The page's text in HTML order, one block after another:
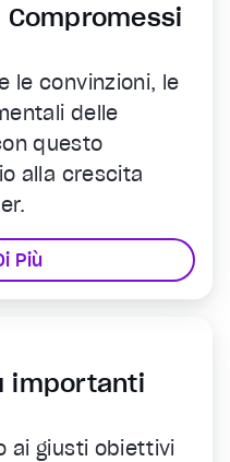
Compromessi
le convinzioni, le
delle
questo
alla crescita
Più
importanti
ai giusti obiettivi